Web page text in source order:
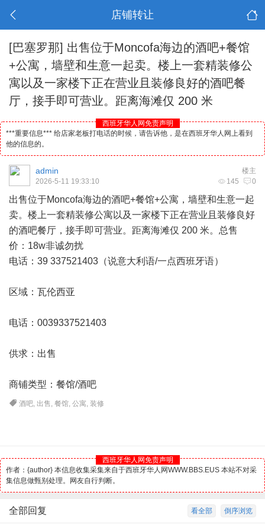
店铺转让
[巴塞罗那] 出售位于Moncofa海边的酒吧+餐馆
+公寓，墙壁和生意一起卖。楼上一套精装修公
寓以及一家楼下正在营业且装修良好的酒吧餐
厅，接手即可营业。距离海滩仅 200 米
西班牙华人网免责声明
***重要信息*** 给店家老板打电话的时候，请告诉他，是在西班牙华人网上看到
他的信息的。
楼主
admin
145 0
2026-5-11 19:33:10
出售位于Moncofa海边的酒吧+餐馆+公寓，墙壁和生意一起
卖。楼上一套精装修公寓以及一家楼下正在营业且装修良好
的酒吧餐厅，接手即可营业。距离海滩仅 200 米。总售
价：18w非诚勿扰
电话：39 337521403（说意大利语/一点西班牙语）
区域： 瓦伦西亚
电话：0039337521403
供求：出售
商铺类型：餐馆/酒吧
酒吧, 出售,餐馆,公寓,装修
西班牙华人网免责声明
作者：{author} 本信息收集采集来自于西班牙华人网WWW.BBS.EUS 本站不对采
集信息做甄别处理。网友自行判断。
倒序浏览
看全部
全部回复